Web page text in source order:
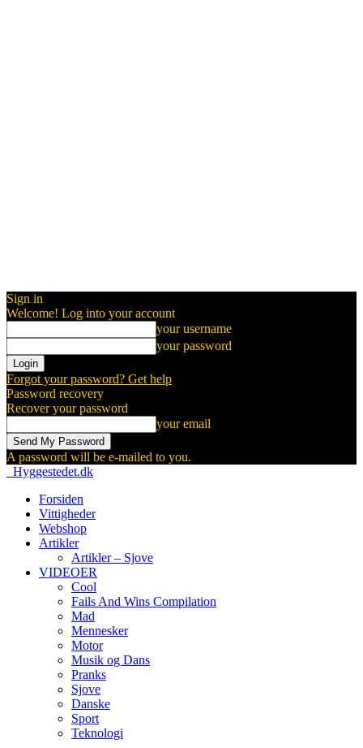
Sign in
Welcome! Log into your account
your username
your password
Forgot your password? Get help
Password recovery
Recover your password
your email
A password will be e-mailed to you.
Hyggestedet.dk
Forsiden
Vittigheder
Webshop
Artikler
Artikler – Sjove
VIDEOER
Cool
Fails And Wins Compilation
Mad
Mennesker
Motor
Musik og Dans
Pranks
Sjove
Danske
Sport
Teknologi